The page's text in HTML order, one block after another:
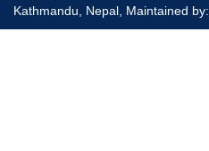
Kathmandu, Nepal, Maintained by: